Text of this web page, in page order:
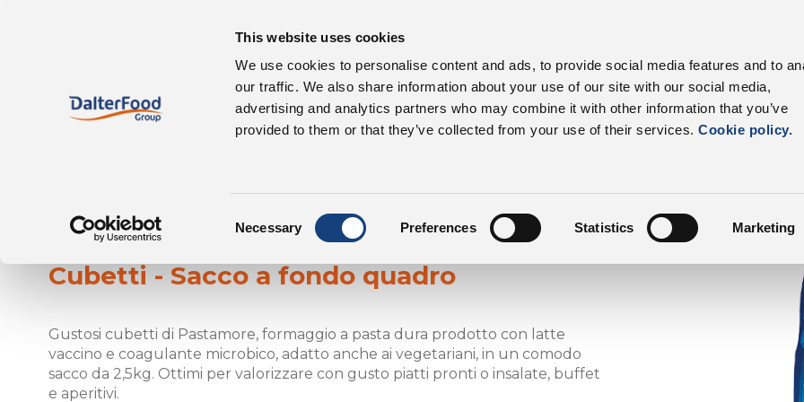
This website uses cookies
We use cookies to personalise content and ads, to provide social media features and to
our traffic. We also share information about your use of our site with our social media,
advertising and analytics partners who may combine it with other information that you’ve
provided to them or that they’ve collected from your use of their services. Cookie policy.
Necessary Preferences Statistics Marketing
Chi siamo
DalterFood I nostri prodotti
Pastamore
Cubetti - Sacco a fondo quadro
Gustosi cubetti di Pastamore, formaggio a pasta dura prodotto con latte
vaccino e coagulante microbico, adatto anche ai vegetariani, in un comodo
sacco da 2,5kg. Ottimi per valorizzare con gusto piatti pronti o insalate, buffet
e aperitivi.